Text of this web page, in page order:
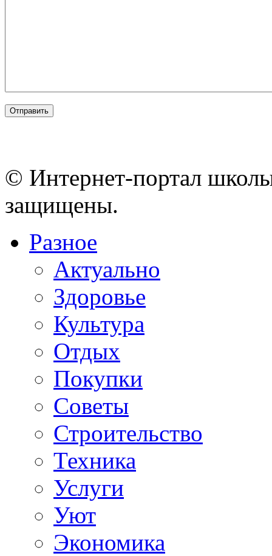
© Интернет-портал
защищены.
Разное
Актуально
Здоровье
Культура
Отдых
Покупки
Советы
Строительство
Техника
Услуги
Уют
Экономика